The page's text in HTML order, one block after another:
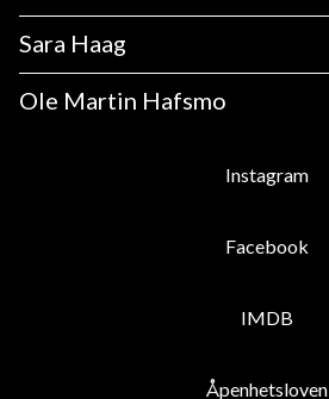
Sara Haag
Ole Martin Hafsmo
Instagram
Facebook
IMDB
Åpenhetsloven